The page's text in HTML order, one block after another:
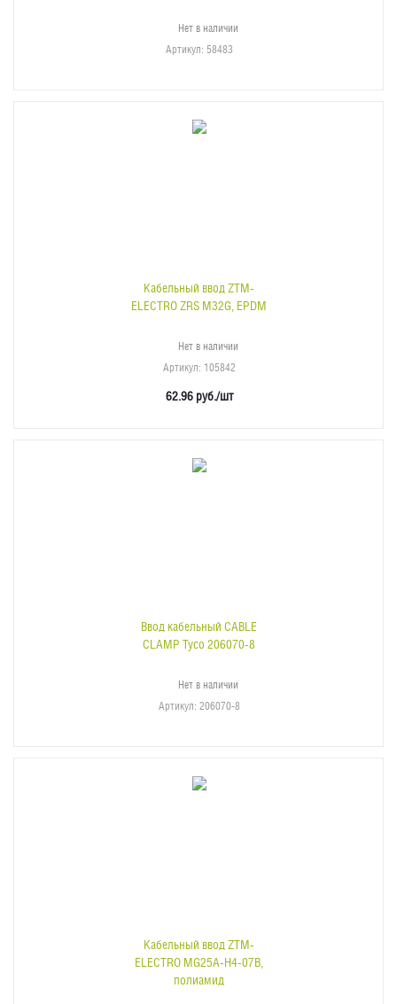
Нет в наличии
Артикул: 58483
Кабельный ввод ZTM-
ELECTRO ZRS M32G, EPDM
Нет в наличии
Артикул: 105842
62.96руб./шт
Ввод кабельный CABLE
CLAMP Tyco 206070-8
Нет в наличии
Артикул: 206070-8
Кабельный ввод ZTM-
ELECTRO MG25A-H4-07B,
полиамид